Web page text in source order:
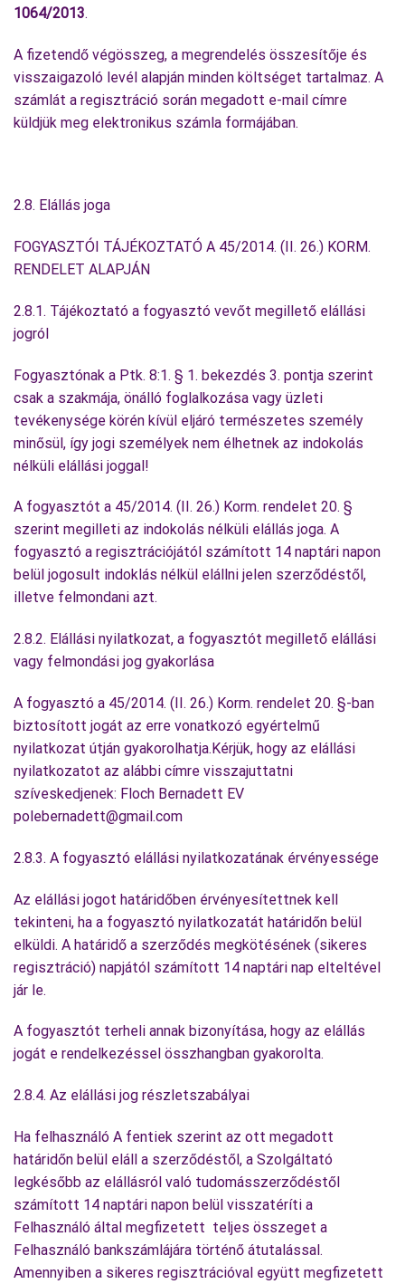
1064/2013.
A fizetendő végösszeg, a megrendelés összesítője és
visszaigazoló levél alapján minden költséget tartalmaz. A
számlát a regisztráció során megadott e-mail címre
küldjük meg elektronikus számla formájában.
2.8. Elállás joga
FOGYASZTÓI TÁJÉKOZTATÓ A 45/2014. (II. 26.) KORM.
RENDELET ALAPJÁN
2.8.1. Tájékoztató a fogyasztó vevőt megillető elállási
jogról
Fogyasztónak a Ptk. 8:1. § 1. bekezdés 3. pontja szerint
csak a szakmája, önálló foglalkozása vagy üzleti
tevékenysége körén kívül eljáró természetes személy
minősül, így jogi személyek nem élhetnek az indokolás
nélküli elállási joggal!
A fogyasztót a 45/2014. (II. 26.) Korm. rendelet 20. §
szerint megilleti az indokolás nélküli elállás joga. A
fogyasztó a regisztrációjától számított 14 naptári napon
belül jogosult indoklás nélkül elállni jelen szerződéstől,
illetve felmondani azt.
2.8.2. Elállási nyilatkozat, a fogyasztót megillető elállási
vagy felmondási jog gyakorlása
A fogyasztó a 45/2014. (II. 26.) Korm. rendelet 20. §-ban
biztosított jogát az erre vonatkozó egyértelmű
nyilatkozat útján gyakorolhatja.Kérjük, hogy az elállási
nyilatkozatot az alábbi címre visszajuttatni
szíveskedjenek: Floch Bernadett EV
polebernadett@gmail.com
2.8.3. A fogyasztó elállási nyilatkozatának érvényessége
Az elállási jogot határidőben érvényesítettnek kell
tekinteni, ha a fogyasztó nyilatkozatát határidőn belül
elküldi. A határidő a szerződés megkötésének (sikeres
regisztráció) napjától számított 14 naptári nap elteltével
jár le.
A fogyasztót terheli annak bizonyítása, hogy az elállás
jogát e rendelkezéssel összhangban gyakorolta.
2.8.4. Az elállási jog részletszabályai
Ha felhasználó A fentiek szerint az ott megadott
határidőn belül eláll a szerződéstől, a Szolgáltató
legkésőbb az elállásról való tudomásszerződéstől
számított 14 naptári napon belül visszatéríti a
Felhasználó által megfizetett teljes összeget a
Felhasználó bankszámlájára történő átutalással.
Amennyiben a sikeres regisztrációval együtt megfizetett